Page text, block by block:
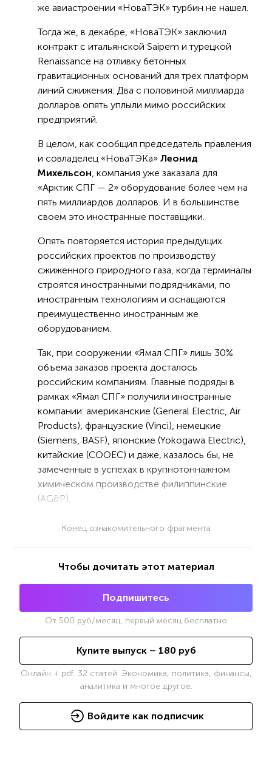
же авиастроении «НоваТЭК» турбин не нашел.
Тогда же, в декабре, «НоваТЭК» заключил
контракт с итальянской Saipem и турецкой
Renaissance на отливку бетонных
гравитационных оснований для трех платформ
линий сжижения. Два с половиной миллиарда
долларов опять уплыли мимо российских
предприятий.
В целом, как сообщил председатель правления
и совладелец «НоваТЭКа» Леонид
Михельсон , компания уже заказала для
«Арктик СПГ — 2» оборудование более чем на
пять миллиардов долларов. И в большинстве
своем это иностранные поставщики.
Опять повторяется история предыдущих
российских проектов по производству
сжиженного природного газа, когда терминалы
строятся иностранными подрядчиками, по
иностранным технологиям и оснащаются
преимущественно иностранным же
оборудованием.
Так, при сооружении «Ямал СПГ» лишь 30%
объема заказов проекта досталось
российским компаниям. Главные подряды в
рамках «Ямал СПГ» получили иностранные
компании: американские (General Electric, Air
Products), французские (Vinci), немецкие
(Siemens, BASF), японские (Yokogawa Electric),
китайские (COOEC) и даже, казалось бы, не
замеченные в успехах в крупнотоннажном
химическом производстве филиппинские
(AG&P).
Конец ознакомительного фрагмента
Чтобы дочитать этот материал
Подпишитесь
От 500 руб/месяц, первый месяц бесплатно
Купите выпуск – 180 руб
Онлайн + pdf. 32 статей. Экономика, политика, финансы,
аналитика и многое другое.
Войдите как подписчик